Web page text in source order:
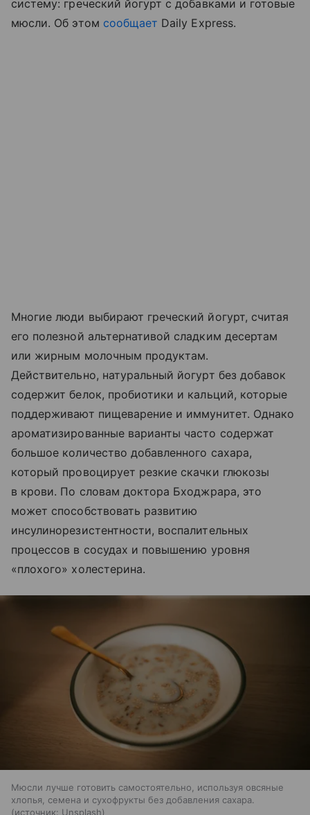
систему: греческий йогурт с добавками и готовые
мюсли. Об этом сообщает Daily Express.
Многие люди выбирают греческий йогурт, считая
его полезной альтернативой сладким десертам
или жирным молочным продуктам.
Действительно, натуральный йогурт без добавок
содержит белок, пробиотики и кальций, которые
поддерживают пищеварение и иммунитет. Однако
ароматизированные варианты часто содержат
большое количество добавленного сахара,
который провоцирует резкие скачки глюкозы
в крови. По словам доктора Бходжрара, это
может способствовать развитию
инсулинорезистентности, воспалительных
процессов в сосудах и повышению уровня
«плохого» холестерина.
Мюсли лучше готовить самостоятельно, используя овсяные
хлопья, семена и сухофрукты без добавления сахара.
источник: Unsplash